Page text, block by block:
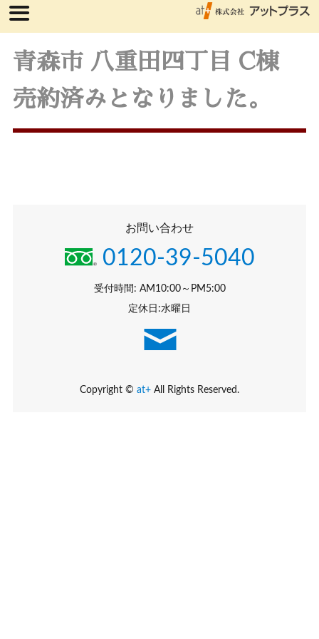
青森市 八重田四丁目 C棟
売約済みとなりました。
お問い合わせ
0120-39-5040
受付時間: AM10:00～PM5:00
定休日:水曜日
Copyright © at+ All Rights Reserved.